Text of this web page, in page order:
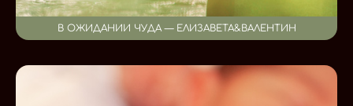
В ОЖИДАНИИ ЧУДА — ЕЛИЗАВЕТА&ВАЛЕНТИН